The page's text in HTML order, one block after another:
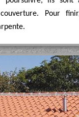
Pour